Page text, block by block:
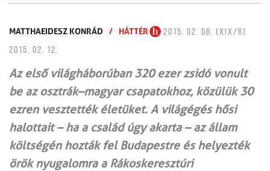
MATTHAEIDESZ KONRÁD / HÁTTÉR
2015. 02. 06. (XIX/6)
2015. 02. 12.
Az első világháborúban 320 ezer zsidó vonult
be az osztrák–magyar csapatokhoz, közülük 30
ezren vesztették életüket. A világégés hősi
halottait – ha a család úgy akarta – az állam
költségén hozták fel Budapestre és helyezték
örök nyugalomra a Rákoskeresztúri